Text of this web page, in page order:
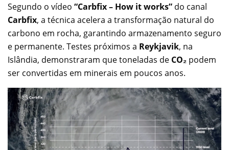
Segundo o vídeo “Carbfix – How it works” do canal
Carbfix, a técnica acelera a transformação natural do
carbono em rocha, garantindo armazenamento seguro
e permanente. Testes próximos a Reykjavik, na
Islândia, demonstraram que toneladas de CO₂ podem
ser convertidas em minerais em poucos anos.